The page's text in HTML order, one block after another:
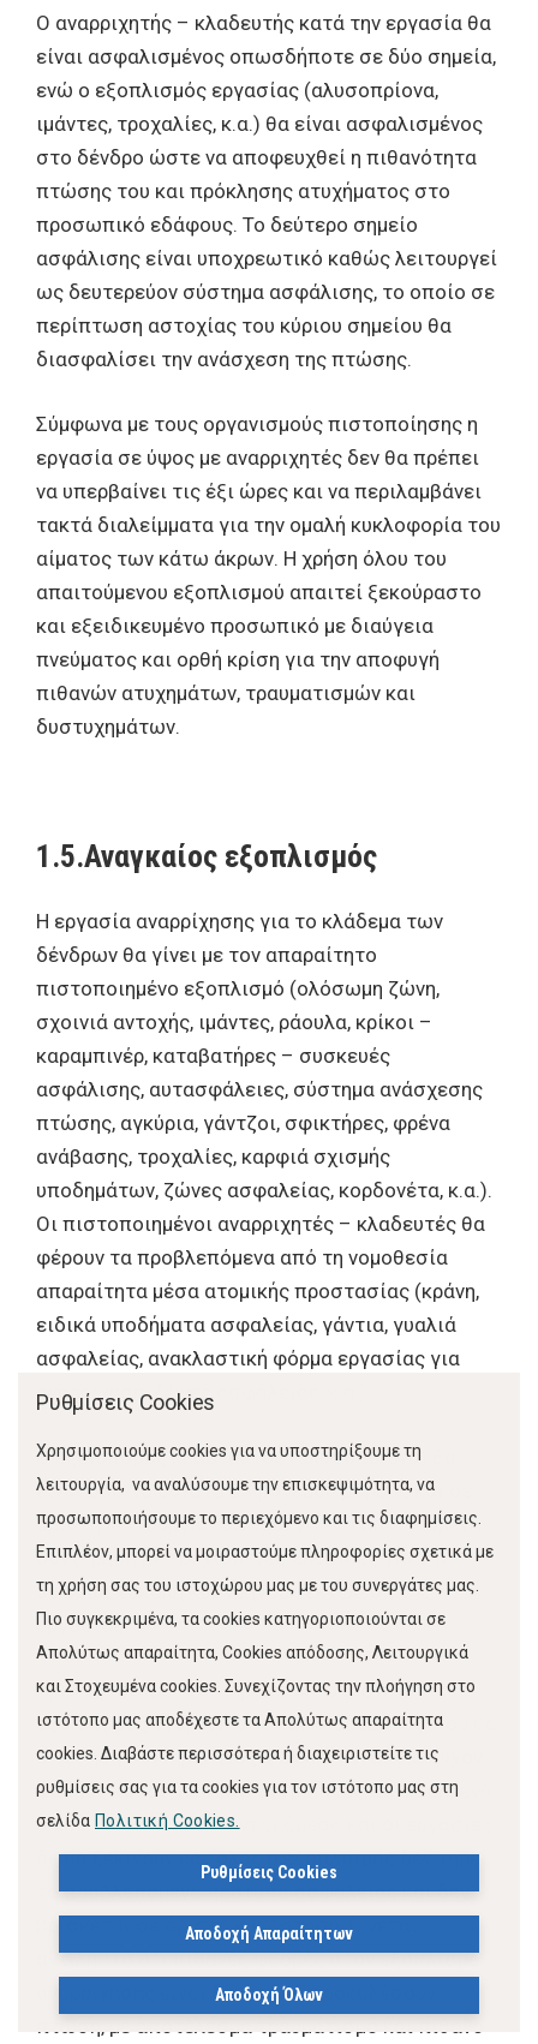
Ο αναρριχητής – κλαδευτής κατά την εργασία θα
είναι ασφαλισμένος οπωσδήποτε σε δύο σημεία,
ενώ ο εξοπλισμός εργασίας (αλυσοπρίονα,
ιμάντες, τροχαλίες, κ.α.) θα είναι ασφαλισμένος
στο δένδρο ώστε να αποφευχθεί η πιθανότητα
πτώσης του και πρόκλησης ατυχήματος στο
προσωπικό εδάφους. Το δεύτερο σημείο
ασφάλισης είναι υποχρεωτικό καθώς λειτουργεί
ως δευτερεύον σύστημα ασφάλισης, το οποίο σε
περίπτωση αστοχίας του κύριου σημείου θα
διασφαλίσει την ανάσχεση της πτώσης.
Σύμφωνα με τους οργανισμούς πιστοποίησης η
εργασία σε ύψος με αναρριχητές δεν θα πρέπει
να υπερβαίνει τις έξι ώρες και να περιλαμβάνει
τακτά διαλείμματα για την ομαλή κυκλοφορία του
αίματος των κάτω άκρων. Η χρήση όλου του
απαιτούμενου εξοπλισμού απαιτεί ξεκούραστο
και εξειδικευμένο προσωπικό με διαύγεια
πνεύματος και ορθή κρίση για την αποφυγή
πιθανών ατυχημάτων, τραυματισμών και
δυστυχημάτων.
1.5.Αναγκαίος εξοπλισμός
Η εργασία αναρρίχησης για το κλάδεμα των
δένδρων θα γίνει με τον απαραίτητο
πιστοποιημένο εξοπλισμό (ολόσωμη ζώνη,
σχοινιά αντοχής, ιμάντες, ράουλα, κρίκοι –
καραμπινέρ, καταβατήρες – συσκευές
ασφάλισης, αυτασφάλειες, σύστημα ανάσχεσης
πτώσης, αγκύρια, γάντζοι, σφικτήρες, φρένα
ανάβασης, τροχαλίες, καρφιά σχισμής
υποδημάτων, ζώνες ασφαλείας, κορδονέτα, κ.α.).
Οι πιστοποιημένοι αναρριχητές – κλαδευτές θα
φέρουν τα προβλεπόμενα από τη νομοθεσία
απαραίτητα μέσα ατομικής προστασίας (κράνη,
ειδικά υποδήματα ασφαλείας, γάντια, γυαλιά
ασφαλείας, ανακλαστική φόρμα εργασίας για
αναρρίχηση, ζώνες ασφάλειας, κ.α.).
Ο εξοπλισμός κλαδέματος (αλυσοπρίονα) θα
είναι όσο το δυνατό μικρότερου βάρους και σε
άριστη λειτουργία. Θα έχει γίνει η απαιτούμενη
συντήρηση με τροχισμένες αλυσίδες για την
ασφαλή, εύκολη και γρήγορη εκτέλεση της
εργασίας.
Πριν την έναρξη των εργασιών όλος ο
εξοπλισμός αναρρίχησης και κλαδέματος, που θα
είναι ήδη συντηρημένος, θα ελέγχεται για τυχόν
φθορές και αν γίνονται αντιληπτές, τα φθαρμένα
υλικά θα αντικαθίστανται άμεσα και οι εργασίες
δε θα ξεκινούν εάν όλος ο εξοπλισμός δεν τηρεί
τα προβλεπόμενα πρότυπα ασφαλείας και δεν
βρίσκεται σε άριστη κατάσταση. Γίνεται
αντιληπτό ότι πιθανές φθορές στον εξοπλισμό
αναρρίχησης είναι δυνατό να προκαλέσουν
πτώση, με αποτέλεσμα τραυματισμό και πιθανό
Ρυθμίσεις Cookies
Χρησιμοποιούμε cookies για να υποστηρίξουμε τη
λειτουργία, να αναλύσουμε την επισκεψιμότητα, να
προσωποποιήσουμε το περιεχόμενο και τις διαφημίσεις.
Επιπλέον, μπορεί να μοιραστούμε πληροφορίες σχετικά με
τη χρήση σας του ιστοχώρου μας με του συνεργάτες μας.
Πιο συγκεκριμένα, τα cookies κατηγοριοποιούνται σε
Απολύτως απαραίτητα, Cookies απόδοσης, Λειτουργικά
και Στοχευμένα cookies. Συνεχίζοντας την πλοήγηση στο
ιστότοπο μας αποδέχεστε τα Απολύτως απαραίτητα
cookies. Διαβάστε περισσότερα ή διαχειριστείτε τις
ρυθμίσεις σας για τα cookies για τον ιστότοπο μας στη
σελίδα Πολιτική Cookies.
Ρυθμίσεις Cookies
Αποδοχή Απαραίτητων
Αποδοχή Όλων